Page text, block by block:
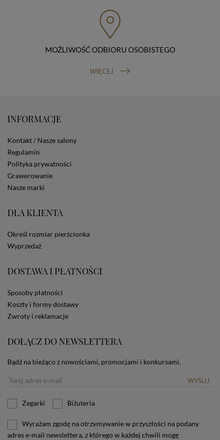
organu nadzorczego (Prezesa Urzędu Ochrony Danych
Osobowych, ul. Stawki 2, 00-193 Warszawa) oraz
prawo do cofnięcia zgody na przetwarzanie danych
osobowych (masz prawo cofnięcia zgody na
przetwarzanie danych w dowolnym momencie;
przetwarzania, którego dokonano na podstawie Twojej
zgody przed jej cofnięciem). W celu wykonania swoich
nie podasz danych, nie będziesz mógł przeglądać
zawartości naszej strony
Na stronie Sklepu są wykorzystywane pliki cookies.
Stosowane są one w celach zapewnienia maksymalnej
wygody wszystkich użytkowników (w tym Kupujących)
przy korzystaniu ze Sklepu (zapamiętywanie
anonimowych danych dla celów reklamowych i
portale społecznościowe, np. Facebook). Korzystanie
zamieszczane w urządzeniu końcowym każdego
użytkownika. Jeżeli użytkownik nie wyraża zgody na
ustawienia swojej przeglądarki.
informacji o plikach cookies.
MOŹLIWOŚĆ ODBIORU OSOBISTEGO
WIĘCEJ
INFORMACJE
Kontakt / Nasze salony
Regulamin
Polityka prywatności
Grawerowanie
Nasze marki
DLA KLIENTA
Określ rozmiar pierścionka
Wyprzedaż
DOSTAWA I PŁATNOŚCI
Sposoby płatności
Koszty i formy dostawy
Zwroty i reklamacje
DOŁĄCZ DO NEWSLETTERA
Bądź na bieżąco z nowościami, promocjami i konkursami.
WYŚLIJ
Zegarki Biżuteria
Wyrażam zgodę na otrzymywanie w przyszłości na podany
adres e-mail newslettera, z którego w każdej chwili mogę